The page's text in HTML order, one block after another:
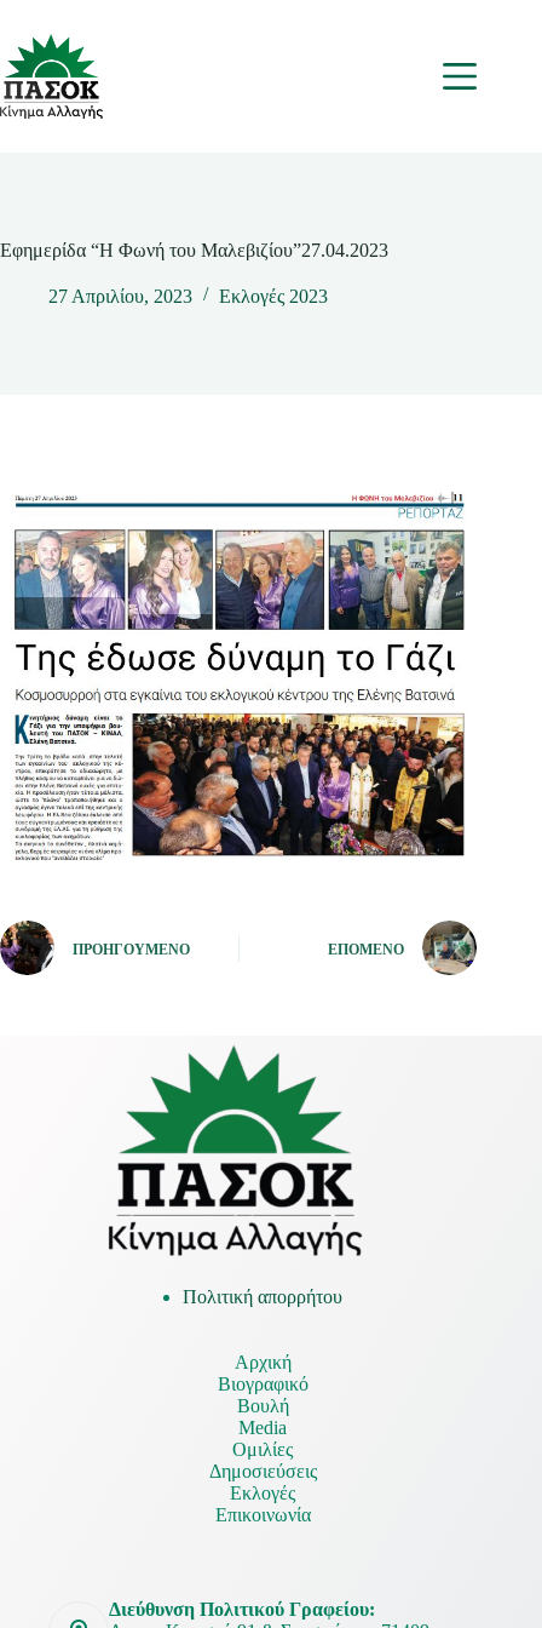
περιεχόμενο
Μενου
Εφημερίδα “Η Φωνή του Μαλεβιζίου”27.04.2023
27 Απριλίου, 2023 Εκλογές 2023
ΠΡΟΗΓΟΎΜΕΝΟ ΕΠΌΜΕΝΟ
Πολιτική απορρήτου
Αρχική
Βιογραφικό
Βουλή
Media
Ομιλίες
Δημοσιεύσεις
Εκλογές
Επικοινωνία
Διεύθυνση Πολιτικού Γραφείου: